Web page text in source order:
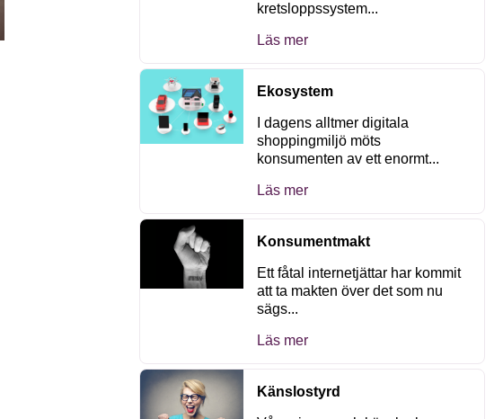
kretsloppssystem...
Läs mer
Ekosystem
I dagens alltmer digitala
shoppingmiljö möts
konsumenten av ett enormt...
Läs mer
Konsumentmakt
Ett fåtal internetjättar har kommit
att ta makten över det som nu
sägs...
Läs mer
Känslostyrd